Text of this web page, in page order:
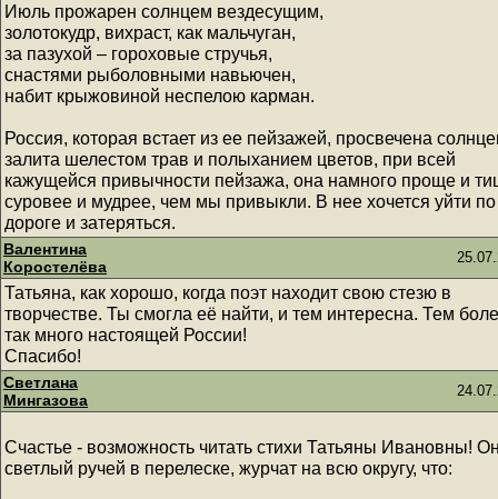
Июль прожарен солнцем вездесущим,
золотокудр, вихраст, как мальчуган,
за пазухой – гороховые стручья,
снастями рыболовными навьючен,
набит крыжовиной неспелою карман.
Россия, которая встает из ее пейзажей, просвечена
залита шелестом трав и полыханием цветов, при всей
кажущейся привычности пейзажа, она намного проще и
суровее и мудрее, чем мы привыкли. В нее хочется уйти по
дороге и затеряться.
Валентина
Коростелёва
Татьяна, как хорошо, когда поэт находит свою стезю в
творчестве. Ты смогла её найти, и тем интересна. Тем
так много настоящей России!
Спасибо!
Светлана
Мингазова
Счастье - возможность читать стихи Татьяны Ивановны!
светлый ручей в перелеске, журчат на всю округу, что: